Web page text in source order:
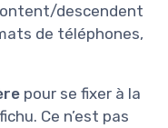
descendent
de téléphones,
pour se fixer à la
Ce n’est pas